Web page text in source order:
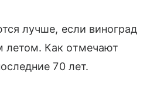
лучше, если виноград
летом. Как отмечают
70 лет.